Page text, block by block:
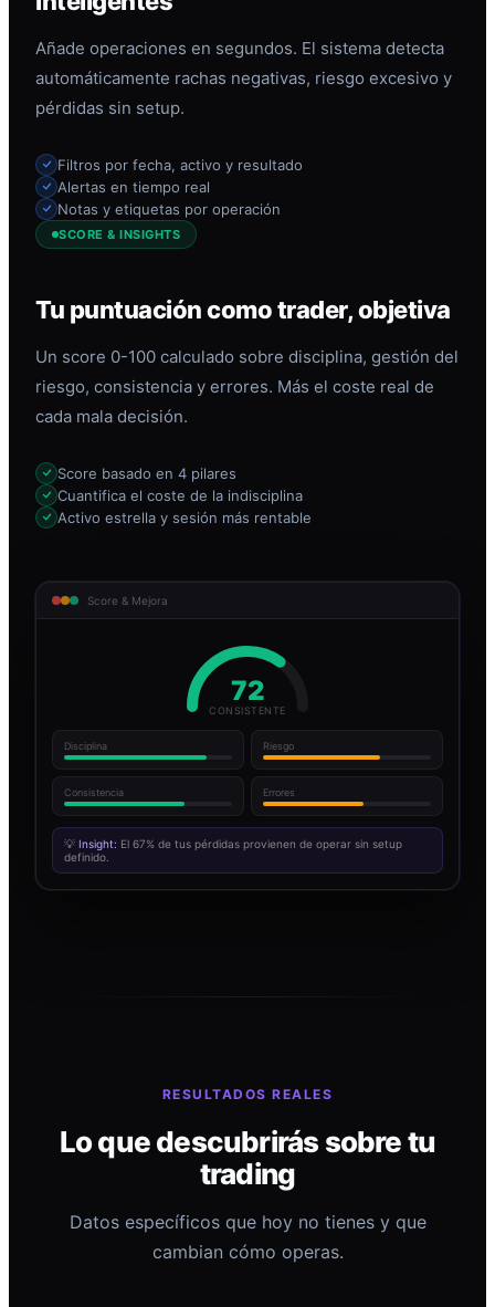
Añade operaciones en segundos. El sistema detecta
automáticamente rachas negativas, riesgo excesivo y
pérdidas sin setup.
Filtros por fecha, activo y resultado
Alertas en tiempo real
Notas y etiquetas por operación
SCORE & INSIGHTS
Tu puntuación como trader, objetiva
Un score 0-100 calculado sobre disciplina, gestión del
riesgo, consistencia y errores. Más el coste real de
cada mala decisión.
Score basado en 4 pilares
Cuantifica el coste de la indisciplina
Activo estrella y sesión más rentable
Score & Mejora
72
CONSISTENTE
Disciplina Riesgo
Consistencia Errores
💡 Insight: El 67% de tus pérdidas provienen de operar sin setup
definido.
RESULTADOS REALES
Lo que descubrirás sobre tu
trading
Datos específicos que hoy no tienes y que
cambian cómo operas.